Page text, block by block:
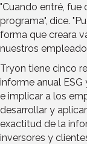
"Cuando entré, fue
programa", dice.
forma que creara
nuestros
Tryon tiene cinco
informe anual
e implicar a los
desarrollar y
exactitud de la
inversores y